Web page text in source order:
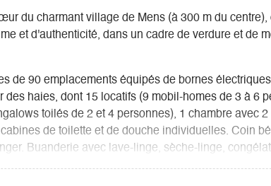
du charmant village de Mens (à 300 m du
et d'authenticité, dans un cadre de verdure et de
de 90 emplacements équipés de bornes
des haies, dont 15 locatifs (9 mobil-homes de 3 à 6
toilés de 2 et 4 personnes), 1 chambre avec
de toilette et de douche individuelles. Coin
Buanderie avec lave-linge, sèche-linge,